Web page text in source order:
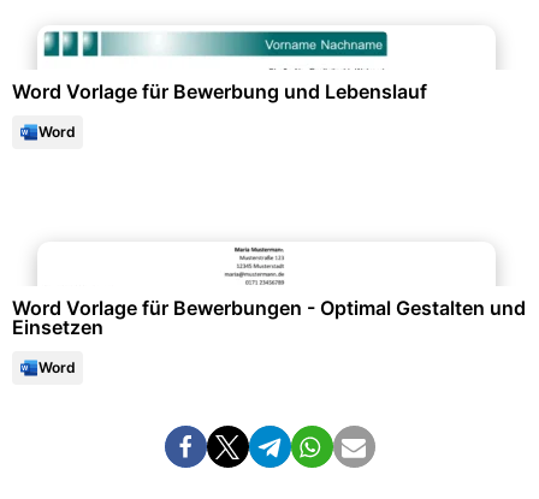
Word Vorlage für Bewerbung und Lebenslauf
Word
Word Vorlage für Bewerbungen - Optimal Gestalten und
Einsetzen
Word